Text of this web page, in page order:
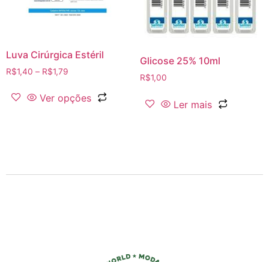
Luva Cirúrgica Estéril
R$1,40 – R$1,79
Ver opções
Glicose 25% 10ml
R$1,00
Ler mais